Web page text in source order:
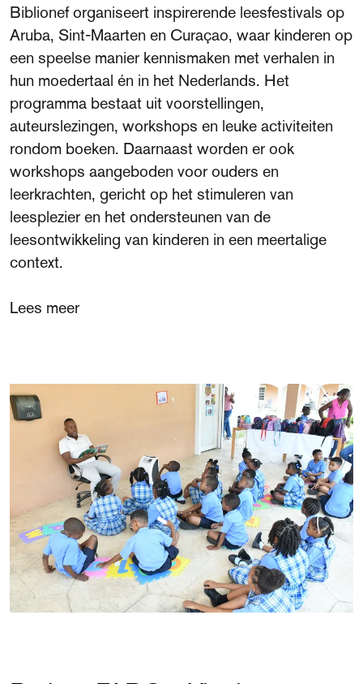
Biblionef organiseert inspirerende leesfestivals op
Aruba, Sint-Maarten en Curaçao, waar kinderen op
een speelse manier kennismaken met verhalen in
hun moedertaal én in het Nederlands. Het
programma bestaat uit voorstellingen,
auteurslezingen, workshops en leuke activiteiten
rondom boeken. Daarnaast worden er ook
workshops aangeboden voor ouders en
leerkrachten, gericht op het stimuleren van
leesplezier en het ondersteunen van de
leesontwikkeling van kinderen in een meertalige
context.
Lees meer